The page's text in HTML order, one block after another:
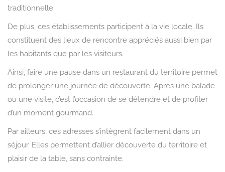
traditionnelle.
De plus, ces établissements participent à la vie locale. Ils
constituent des lieux de rencontre appréciés aussi bien par
les habitants que par les visiteurs.
Ainsi, faire une pause dans un restaurant du territoire permet
de prolonger une journée de découverte. Après une balade
ou une visite, c’est l’occasion de se détendre et de profiter
d’un moment gourmand.
Par ailleurs, ces adresses s’intègrent facilement dans un
séjour. Elles permettent d’allier découverte du territoire et
plaisir de la table, sans contrainte.